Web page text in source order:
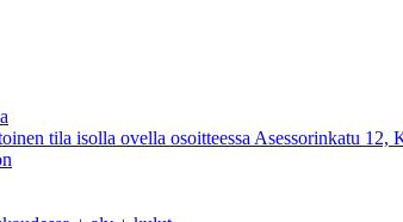
tila isolla ovella osoitteessa Asessorinkatu 12,